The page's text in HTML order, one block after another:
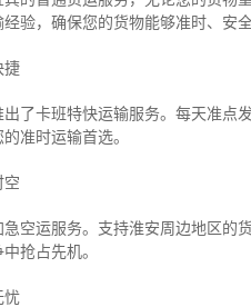
验，确保您的货物能够准时、安全
捷
了卡班特快运输服务。每天准
准时运输首选。
空
空运服务。支持淮安周边地区
抢占先机。
忧